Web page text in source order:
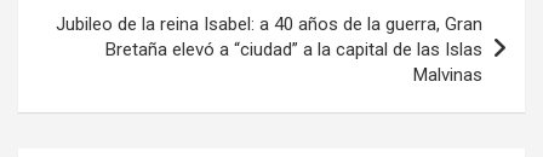
Jubileo de la reina Isabel: a 40 años de la guerra, Gran
Bretaña elevó a “ciudad” a la capital de las Islas
Malvinas